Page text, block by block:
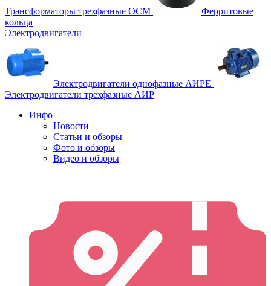
Трансформаторы трехфазные ОСМ
Ферритовые
кольца
Электродвигатели
Электродвигатели однофазные АИРЕ
Электродвигатели трехфазные АИР
Инфо
Новости
Статьи и обзоры
Фото и обзоры
Видео и обзоры